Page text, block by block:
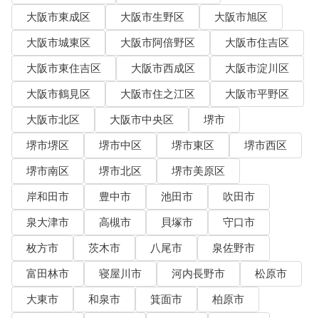
大阪市東成区
大阪市生野区
大阪市旭区
大阪市城東区
大阪市阿倍野区
大阪市住吉区
大阪市東住吉区
大阪市西成区
大阪市淀川区
大阪市鶴見区
大阪市住之江区
大阪市平野区
大阪市北区
大阪市中央区
堺市
堺市堺区
堺市中区 堺市東区
堺市西区
堺市南区
堺市北区
堺市美原区
岸和田市
豊中市 池田市
吹田市
泉大津市
高槻市 貝塚市
守口市
枚方市
茨木市 八尾市
泉佐野市
富田林市
寝屋川市 河内長野市
松原市
大東市
和泉市 箕面市
柏原市